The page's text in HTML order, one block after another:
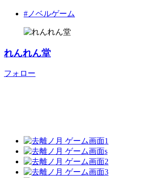
#ノベルゲーム
れんれん堂
フォロー